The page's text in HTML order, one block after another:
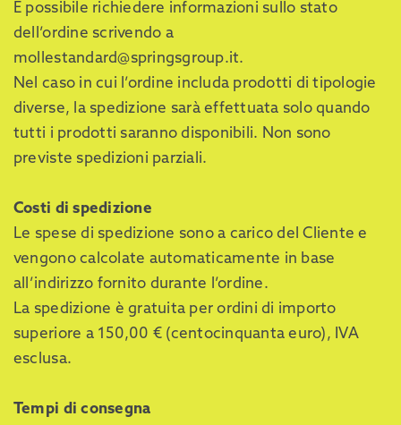
È possibile richiedere informazioni sullo stato
dell’ordine scrivendo a
mollestandard@springsgroup.it.
Nel caso in cui l’ordine includa prodotti di tipologie
diverse, la spedizione sarà effettuata solo quando
tutti i prodotti saranno disponibili. Non sono
previste spedizioni parziali.
Costi di spedizione
Le spese di spedizione sono a carico del Cliente e
vengono calcolate automaticamente in base
all’indirizzo fornito durante l’ordine.
La spedizione è gratuita per ordini di importo
superiore a 150,00 € (centocinquanta euro), IVA
esclusa.
Tempi di consegna